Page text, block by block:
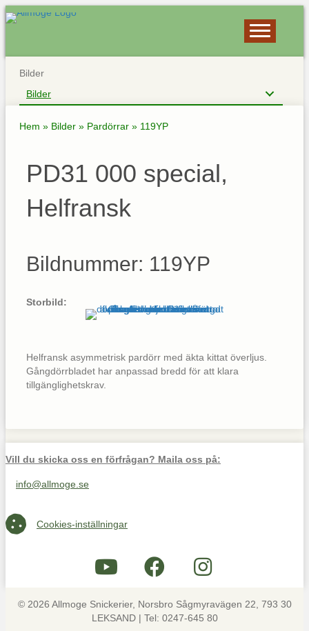
Bilder
Bilder
Hem » Bilder » Pardörrar » 119YP
PD31 000 special,
Helfransk
Bildnummer: 119YP
Storbild:
Helfransk asymmetrisk pardörr med äkta kittat överljus.
Gångdörrbladet har anpassad bredd för att klara
tillgänglighetskrav.
Vill du skicka oss en förfrågan? Maila oss på:
Maila oss på info@allmoge.se
info@allmoge.se
Cookies-inställningar
Cookies-inställningar
© 2026 Allmoge Snickerier, Norsbro Sågmyravägen 22, 793 30
LEKSAND | Tel: 0247-645 80